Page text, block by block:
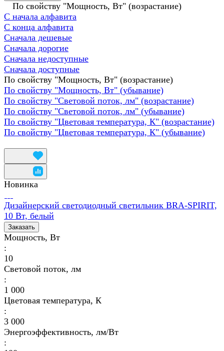
По свойству "Мощность, Вт" (возрастание)
С начала алфавита
С конца алфавита
Сначала дешевые
Сначала дорогие
Сначала недоступные
Сначала доступные
По свойству "Мощность, Вт" (возрастание)
По свойству "Мощность, Вт" (убывание)
По свойству "Световой поток, лм" (возрастание)
По свойству "Световой поток, лм" (убывание)
По свойству "Цветовая температура, К" (возрастание)
По свойству "Цветовая температура, К" (убывание)
Новинка
Дизайнерский светодиодный светильник BRA-SPIRIT,
10 Вт, белый
Заказать
Мощность, Вт
:
10
Световой поток, лм
:
1 000
Цветовая температура, К
:
3 000
Энергоэффективность, лм/Вт
: